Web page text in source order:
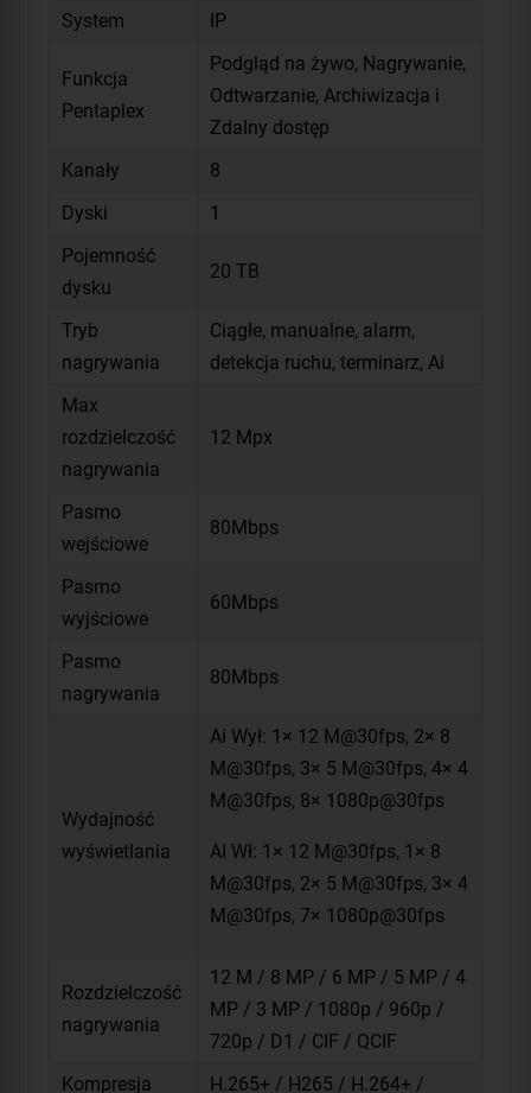
System IP
Funkcja
Pentaplex
Podgląd na żywo, Nagrywanie,
Odtwarzanie, Archiwizacja i
Zdalny dostęp
Kanały
8
Dyski
1
Pojemność
dysku
20 TB
Tryb
nagrywania
Ciągłe, manualne, alarm,
detekcja ruchu, terminarz, Ai
Max
rozdzielczość
nagrywania
12 Mpx
Pasmo
wejściowe
80Mbps
Pasmo
wyjściowe
60Mbps
Pasmo
nagrywania
80Mbps
Wydajność
wyświetlania
Ai Wył: 1× 12 M@30fps, 2× 8
M@30fps, 3× 5 M@30fps, 4× 4
M@30fps, 8× 1080p@30fps
AI Wł: 1× 12 M@30fps, 1× 8
M@30fps, 2× 5 M@30fps, 3× 4
M@30fps, 7× 1080p@30fps
Rozdzielczość
nagrywania
12 M / 8 MP / 6 MP / 5 MP / 4
MP / 3 MP / 1080p / 960p /
720p / D1 / CIF / QCIF
Kompresja
H.265+ / H265 / H.264+ /